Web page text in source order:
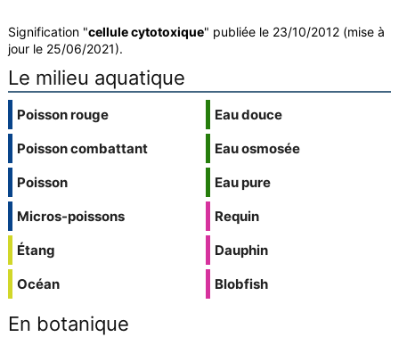
Signification "cellule cytotoxique" publiée le 23/10/2012 (mise à
jour le 25/06/2021).
Le milieu aquatique
Poisson rouge
Poisson combattant
Poisson
Micros-poissons
Étang
Océan
Eau douce
Eau osmosée
Eau pure
Requin
Dauphin
Blobfish
En botanique